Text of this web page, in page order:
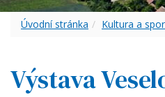
Úvodní stránka Kultura a
Výstava